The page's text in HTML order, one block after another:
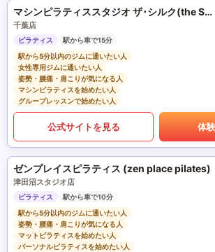
マシンピラティススタジオ ザ･シルク(the SILK)
千葉店
ピラティス
駅から車で15分
駅から5分以内のジムに通いたい人
女性専用ジムに通いたい人
姿勢・腰痛・肩こりが気になる人
マシンピラティスを始めたい人
グループレッスンで始めたい人
公式サイトを見る 体
ゼンプレイスピラティス (zen place pilates)
津田沼スタジオ店
ピラティス
駅から車で10分
駅から5分以内のジムに通いたい人
姿勢・腰痛・肩こりが気になる人
マットピラティスを始めたい人
パーソナルピラティスを始めたい人